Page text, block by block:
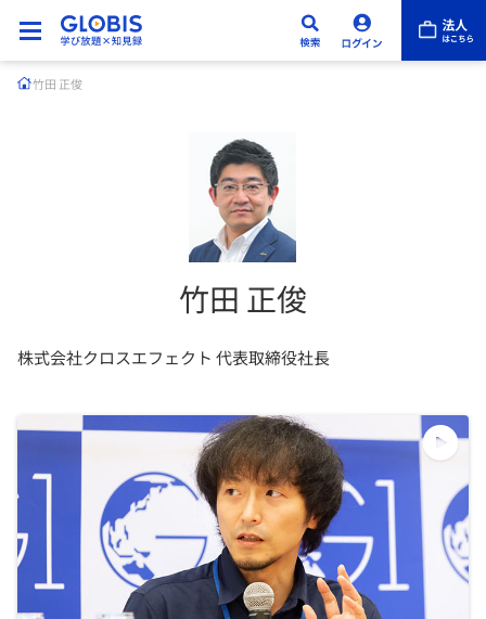
竹田 正俊
竹田 正俊
株式会社クロスエフェクト 代表取締役社長